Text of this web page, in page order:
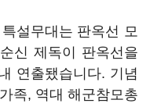
설무대는 판옥선 모
신 제독이 판옥선을
연출됐습니다. 기념
족, 역대 해군참모총